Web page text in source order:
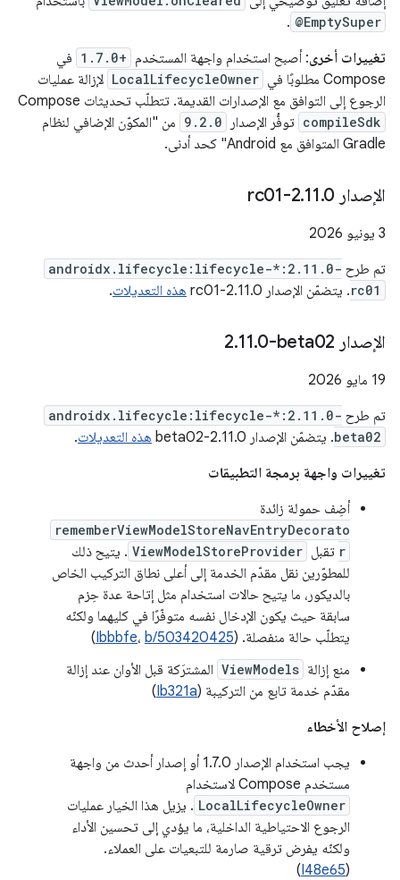
@EmptySuper
.
تغييرات أخرى: أصبح استخدام واجهة المستخدم 1.7.0+ في
Compose مطلوبًا في
LocalLifecycleOwner لإزالة عمليات
الرجوع إلى التوافق مع الإصدارات القديمة. تتطلّب تحديثات Compose
compileSdk توفُّر الإصدار 9.2.0 من "المكوّن الإضافي لنظام
Gradle المتوافق مع Android" كحد أدنى.
الإصدار 2 .11.0-rc01
‫3 يونيو 2026
تم طرح androidx.lifecycle:lifecycle-*:2.11.0-
rc01. يتضمّن الإصدار 2.11.0-rc01 هذه التعديلات.
الإصدار ‎2 .11.0-beta02
‫19 مايو 2026
تم طرح androidx.lifecycle:lifecycle-*:2.11.0-
beta02. يتضمّن الإصدار 2.11.0-beta02 هذه التعديلات.
تغييرات واجهة برمجة التطبيقات
أضِف حمولة زائدة
rememberViewModelStoreNavEntryDecorato
r تقبل ViewModelStoreProvider . يتيح ذلك
للمطوّرين نقل مقدّم الخدمة إلى أعلى نطاق التركيب الخاص
بالديكور، ما يتيح حالات استخدام مثل إتاحة عدة حِزم
سابقة حيث يكون الإدخال نفسه متوفّرًا في كليهما ولكنّه
يتطلّب حالة منفصلة. (
Ibbbfe، b/503420425
)
منع إزالة ViewModels المشترَكة قبل الأوان عند إزالة
مقدّم خدمة تابع من التركيبة (Ib321a
)
إصلاح الأخطاء
يجب استخدام الإصدار 1.7.0 أو إصدار أحدث من واجهة
مستخدم Compose لاستخدام
LocalLifecycleOwner . يزيل هذا الخيار عمليات
الرجوع الاحتياطية الداخلية، ما يؤدي إلى تحسين الأداء
ولكنّه يفرض ترقية صارمة للتبعيات على العملاء.
(
I48e65
)